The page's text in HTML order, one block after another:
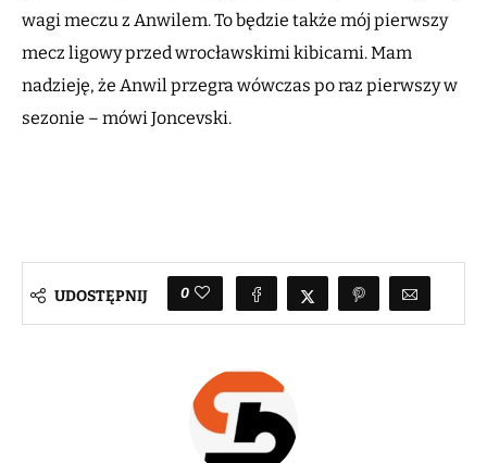
wagi meczu z Anwilem. To będzie także mój pierwszy
mecz ligowy przed wrocławskimi kibicami. Mam
nadzieję, że Anwil przegra wówczas po raz pierwszy w
sezonie – mówi Joncevski.
UDOSTĘPNIJ 0